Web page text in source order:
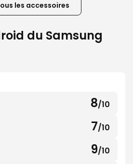
les accessoires
du Samsung
8/10
7/10
9/10